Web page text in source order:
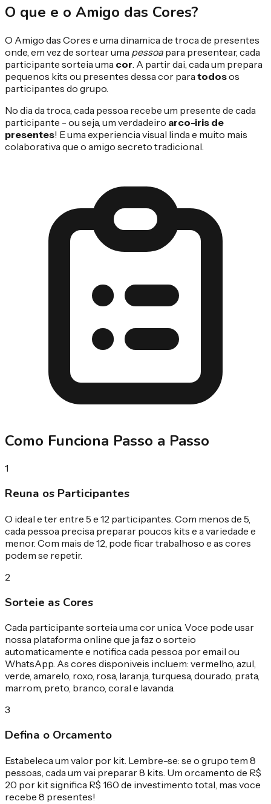
O que e o Amigo das Cores?
O Amigo das Cores e uma dinamica de troca de presentes
onde, em vez de sortear uma pessoa para presentear, cada
participante sorteia uma cor . A partir dai, cada um prepara
pequenos kits ou presentes dessa cor para todosos
participantes do grupo.
No dia da troca, cada pessoa recebe um presente de cada
participante - ou seja, um verdadeiro arco-iris de
presentes! E uma experiencia visual linda e muito mais
colaborativa que o amigo secreto tradicional.
Como Funciona Passo a Passo
1
Reuna os Participantes
O ideal e ter entre 5 e 12 participantes. Com menos de 5,
cada pessoa precisa preparar poucos kits e a variedade e
menor. Com mais de 12, pode ficar trabalhoso e as cores
podem se repetir.
2
Sorteie as Cores
Cada participante sorteia uma cor unica. Voce pode usar
nossa plataforma online que ja faz o sorteio
automaticamente e notifica cada pessoa por email ou
WhatsApp. As cores disponiveis incluem: vermelho, azul,
verde, amarelo, roxo, rosa, laranja, turquesa, dourado, prata,
marrom, preto, branco, coral e lavanda.
3
Defina o Orcamento
Estabeleca um valor por kit. Lembre-se: se o grupo tem 8
pessoas, cada um vai preparar 8 kits. Um orcamento de R$
20 por kit significa R$ 160 de investimento total, mas voce
recebe 8 presentes!